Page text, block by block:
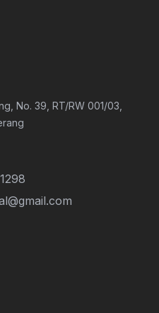
No. 39, RT/RW 001/03,